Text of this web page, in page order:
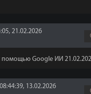
21.02.2026
Google ИИ
13.02.2026